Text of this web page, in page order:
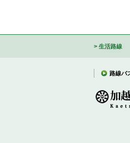
生活路線
路線バ